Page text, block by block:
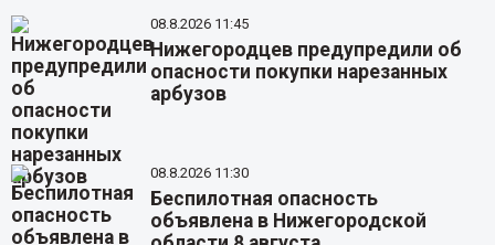
08.8.2026 11:45
Нижегородцев предупредили об
опасности покупки нарезанных
арбузов
08.8.2026 11:30
Беспилотная опасность
объявлена в Нижегородской